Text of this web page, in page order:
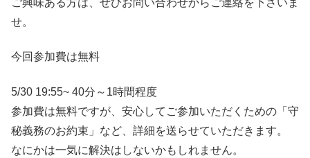
せ。
今回参加費は無料
5/30 19:55~ 40分～1時間程度
参加費は無料ですが、安心してご参加いただくための「守
秘義務のお約束」など、詳細を送らせていただきます。
なにかは一気に解決はしないかもしれません。